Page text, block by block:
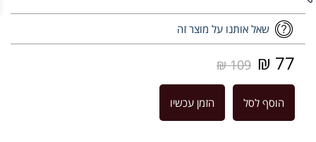
שאל אותנו על מוצר זה
77 ₪
109 ₪
הוסף לסל הזמן עכשיו